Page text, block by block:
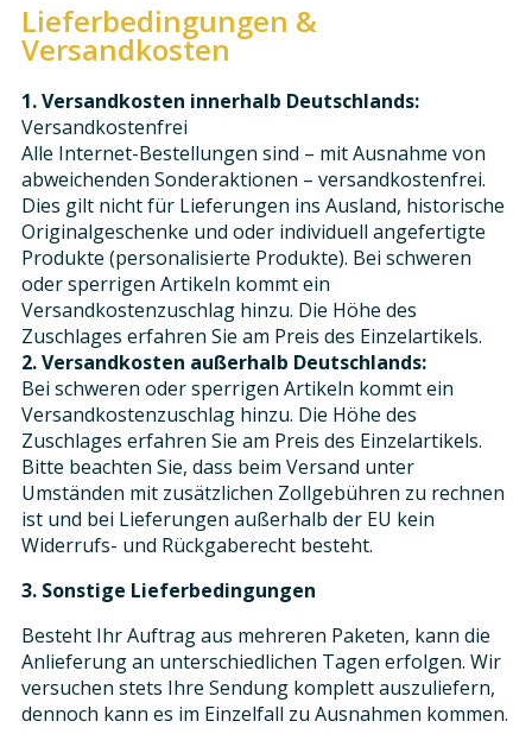
Lieferbedingungen &
Versandkosten
1. Versandkosten innerhalb Deutschlands:
Versandkostenfrei
Alle Internet-Bestellungen sind – mit Ausnahme von
abweichenden Sonderaktionen – versandkostenfrei.
Dies gilt nicht für Lieferungen ins Ausland, historische
Originalgeschenke und oder individuell angefertigte
Produkte (personalisierte Produkte). Bei schweren
oder sperrigen Artikeln kommt ein
Versandkostenzuschlag hinzu. Die Höhe des
Zuschlages erfahren Sie am Preis des Einzelartikels.
2. Versandkosten außerhalb Deutschlands:
Bei schweren oder sperrigen Artikeln kommt ein
Versandkostenzuschlag hinzu. Die Höhe des
Zuschlages erfahren Sie am Preis des Einzelartikels.
Bitte beachten Sie, dass beim Versand unter
Umständen mit zusätzlichen Zollgebühren zu rechnen
ist und bei Lieferungen außerhalb der EU kein
Widerrufs- und Rückgaberecht besteht.
3. Sonstige Lieferbedingungen
Besteht Ihr Auftrag aus mehreren Paketen, kann die
Anlieferung an unterschiedlichen Tagen erfolgen. Wir
versuchen stets Ihre Sendung komplett auszuliefern,
dennoch kann es im Einzelfall zu Ausnahmen kommen.